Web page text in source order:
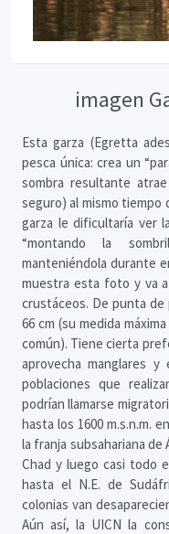
imagen
Esta garza (Egretta
pesca única: crea un
sombra resultante
seguro) al mismo tiempo
garza le dificultaría ver
“montando la
manteniéndola durante
muestra esta foto y va
crustáceos. De punta
66 cm (su medida
común). Tiene cierta
aprovecha manglares
poblaciones que
podrían llamarse
hasta los 1600 m.s.n.m.
la franja subsahariana
Chad y luego casi todo
hasta el N.E. de
colonias van
Aún así, la UICN la